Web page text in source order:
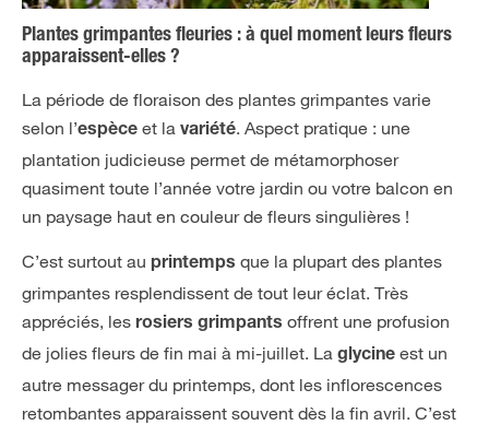
Plantes grimpantes fleuries : à quel moment leurs fleurs
apparaissent-elles ?
La période de floraison des plantes grimpantes varie
selon l’espèce et la variété. Aspect pratique : une
plantation judicieuse permet de métamorphoser
quasiment toute l’année votre jardin ou votre balcon en
un paysage haut en couleur de fleurs singulières !
C’est surtout au printemps que la plupart des plantes
grimpantes resplendissent de tout leur éclat. Très
appréciés, les rosiers grimpants offrent une profusion
de jolies fleurs de fin mai à mi-juillet. La glycine est un
autre messager du printemps, dont les inflorescences
retombantes apparaissent souvent dès la fin avril. C’est